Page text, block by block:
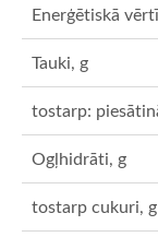
Enerģētiskā
Tauki, g
tostarp:
Ogļhidrāti, g
tostarp cukuri, g